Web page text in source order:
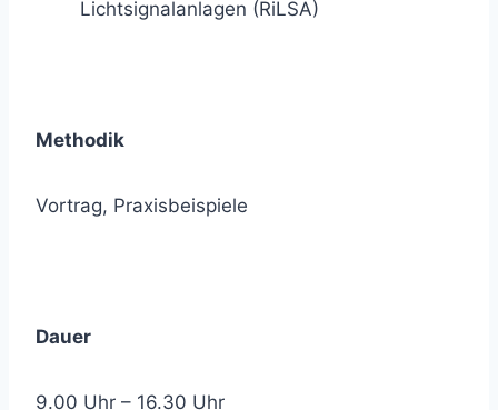
Lichtsignalanlagen (RiLSA)
Methodik
Vortrag, Praxisbeispiele
Dauer
9.00 Uhr – 16.30 Uhr